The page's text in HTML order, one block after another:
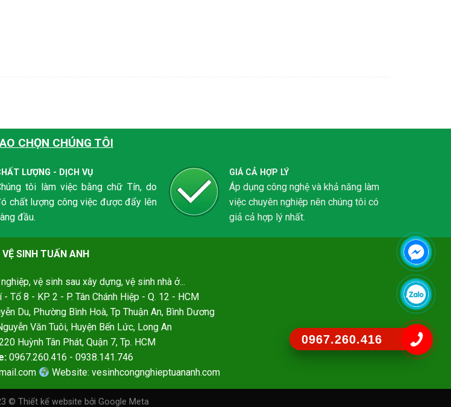
0967.260.416
CHỌN CHÚNG TÔI
LƯỢNG - DỊCH VỤ
tôi làm việc bằng chữ Tín, do
chất lượng công việc được đẩy lên
đầu.
GIÁ CẢ HỢP LÝ
Áp dụng công nghệ và khả năng làm
việc chuyên nghiệp nên chúng tôi có
giả cả hợp lý nhất.
VỆ SINH TUẤN ANH
vệ sinh sau xây dựng, vệ sinh nhà ở...
Tổ 8 - KP. 2 - P. Tân Chánh Hiệp - Q. 12 - HCM
Du, Phường Bình Hoà, Tp Thuận An, Bình Dương
Văn Tuôi, Huyện Bến Lức, Long An
Huỳnh Tân Phát, Quận 7, Tp. HCM
0967.260.416 - 0938.141.746
Website: vesinhcongnghieptuananh.com
© Thiết kế website bởi Google Meta